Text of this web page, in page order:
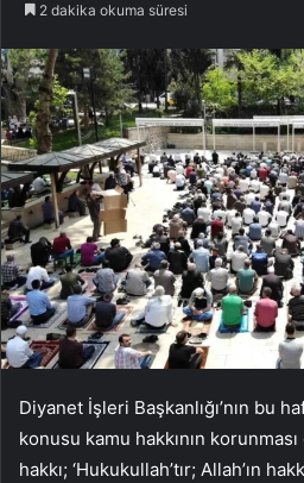
2 dakika okuma süresi
Diyanet İşleri Başkanlığı’nın bu
konusu kamu hakkının
hakkı; ‘Hukukullah’tır; Allah’ın